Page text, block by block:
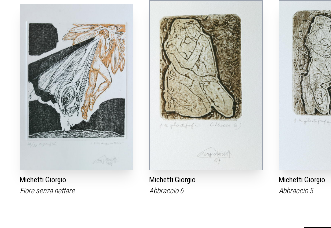
Michetti Giorgio
Fiore senza nettare
Michetti Giorgio
Abbraccio 6
Michetti Giorgio
Abbraccio 5